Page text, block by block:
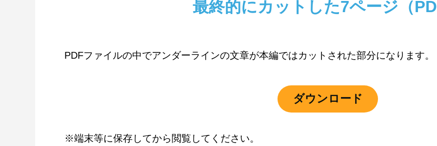
最終的にカットした7ページ （
PDFファイルの中でアンダーラインの文章が本編ではカットされた部分になります。
ダウンロード
※端末等に保存してから閲覧してください。